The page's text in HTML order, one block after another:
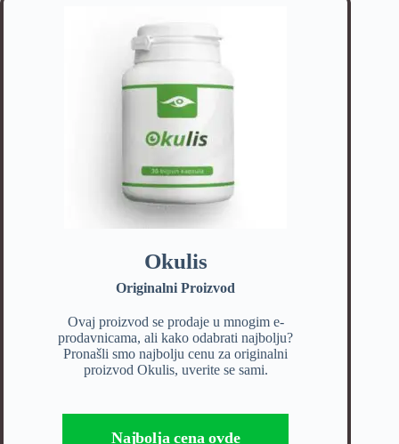
Okulis
Originalni Proizvod
Ovaj proizvod se prodaje u mnogim e-
prodavnicama, ali kako odabrati najbolju?
Pronašli smo najbolju cenu za originalni
proizvod Okulis, uverite se sami.
Najbolja cena ovde